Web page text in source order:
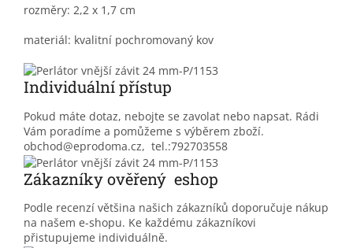
rozměry: 2,2 x 1,7 cm
materiál: kvalitní pochromovaný kov
Individuální přístup
Pokud máte dotaz, nebojte se zavolat nebo napsat. Rádi
Vám poradíme a pomůžeme s výběrem zboží.
obchod@eprodoma.cz, tel.:792703558
Zákazníky ověřený eshop
Podle recenzí většina našich zákazníků doporučuje nákup
na našem e-shopu. Ke každému zákazníkovi
přistupujeme individuálně.